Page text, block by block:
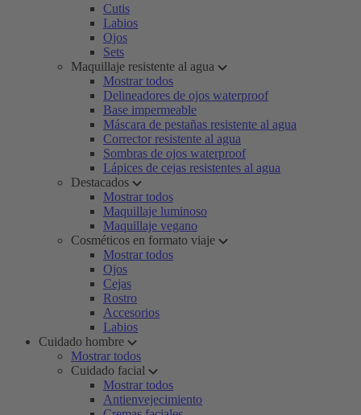
Cutis
Labios
Ojos
Sets
Maquillaje resistente al agua
Mostrar todos
Delineadores de ojos waterproof
Base impermeable
Máscara de pestañas resistente al agua
Corrector resistente al agua
Sombras de ojos waterproof
Lápices de cejas resistentes al agua
Destacados
Mostrar todos
Maquillaje luminoso
Maquillaje vegano
Cosméticos en formato viaje
Mostrar todos
Ojos
Cejas
Rostro
Accesorios
Labios
Cuidado hombre
Mostrar todos
Cuidado facial
Mostrar todos
Antienvejecimiento